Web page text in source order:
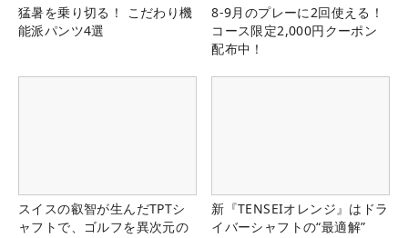
猛暑を乗り切る！ こだわり機
能派パンツ4選
8-9月のプレーに2回使える！
コース限定2,000円クーポン
配布中！
スイスの叡智が生んだTPTシ
ャフトで、ゴルフを異次元の
新『TENSEIオレンジ』はドラ
イバーシャフトの“最適解”